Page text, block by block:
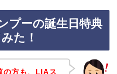
プーの誕生日特典
た！
の方も、LIAス